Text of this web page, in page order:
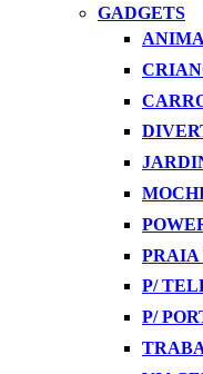
GADGETS
PRAIA
P/
P/